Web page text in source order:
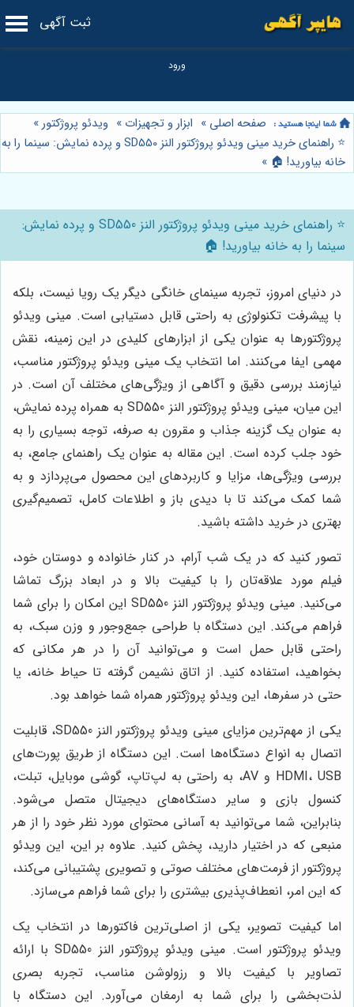
ثبت آگهی
صفحه اصلی » ابزار و تجهیزات » ویدئو پروژکتور»
⭐️ راهنمای خرید مینی ویدئو پروژکتور النز SD550 و پرده نمایش: سینما را به
خانه بیاورید! 🏠 »
⭐️ راهنمای خرید مینی ویدئو پروژکتور النز SD550 و پرده نمایش:
سینما را به خانه بیاورید! 🏠
در دنیای امروز، تجربه سینمای خانگی دیگر یک رویا نیست، بلکه
با پیشرفت تکنولوژی به راحتی قابل دستیابی است. مینی ویدئو
پروژکتورها به عنوان یکی از ابزارهای کلیدی در این زمینه، نقش
مهمی ایفا می‌کنند. اما انتخاب یک مینی ویدئو پروژکتور مناسب،
نیازمند بررسی دقیق و آگاهی از ویژگی‌های مختلف آن است. در
این میان، مینی ویدئو پروژکتور النز SD550 به همراه پرده نمایش،
به عنوان یک گزینه جذاب و مقرون به صرفه، توجه بسیاری را به
خود جلب کرده است. این مقاله به عنوان یک راهنمای جامع، به
بررسی ویژگی‌ها، مزایا و کاربردهای این محصول می‌پردازد و به
شما کمک می‌کند تا با دیدی باز و اطلاعات کامل، تصمیم‌گیری
بهتری در خرید داشته باشید.
تصور کنید که در یک شب آرام، در کنار خانواده و دوستان خود،
فیلم مورد علاقه‌تان را با کیفیت بالا و در ابعاد بزرگ تماشا
می‌کنید. مینی ویدئو پروژکتور النز SD550 این امکان را برای شما
فراهم می‌کند. این دستگاه با طراحی جمع‌وجور و وزن سبک، به
راحتی قابل حمل است و می‌توانید آن را در هر مکانی که
بخواهید، استفاده کنید. از اتاق نشیمن گرفته تا حیاط خانه، یا
حتی در سفرها، این ویدئو پروژکتور همراه شما خواهد بود.
یکی از مهم‌ترین مزایای مینی ویدئو پروژکتور النز SD550، قابلیت
اتصال به انواع دستگاه‌ها است. این دستگاه از طریق پورت‌های
HDMI، USB و AV، به راحتی به لپ‌تاپ، گوشی موبایل، تبلت،
کنسول بازی و سایر دستگاه‌های دیجیتال متصل می‌شود.
بنابراین، شما می‌توانید به آسانی محتوای مورد نظر خود را از هر
منبعی که در اختیار دارید، پخش کنید. علاوه بر این، این ویدئو
پروژکتور از فرمت‌های مختلف صوتی و تصویری پشتیبانی می‌کند،
که این امر، انعطاف‌پذیری بیشتری را برای شما فراهم می‌سازد.
اما کیفیت تصویر، یکی از اصلی‌ترین فاکتورها در انتخاب یک
ویدئو پروژکتور است. مینی ویدئو پروژکتور النز SD550 با ارائه
تصاویر با کیفیت بالا و رزولوشن مناسب، تجربه بصری
لذت‌بخشی را برای شما به ارمغان می‌آورد. این دستگاه با